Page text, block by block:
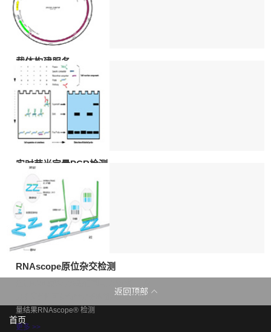
载体构建服务
一、实验原理载体构建是分子生物学研究常
用的手段之一。主要包括已有载体多克隆位
点MCS的改造和已有载体启动子、增
实时荧光定量PCR检测
实时荧光定量PCR（realtime-PCR）技术是
指在PCR反应体系中加入可与DNA产物特异
性结合的荧光基团
更多 >>
RNAscope原位杂交检测
分析实验即可获得单分子的组织形态学及定
量结果RNAscope® 检测
更多 >>
返回顶部
首页